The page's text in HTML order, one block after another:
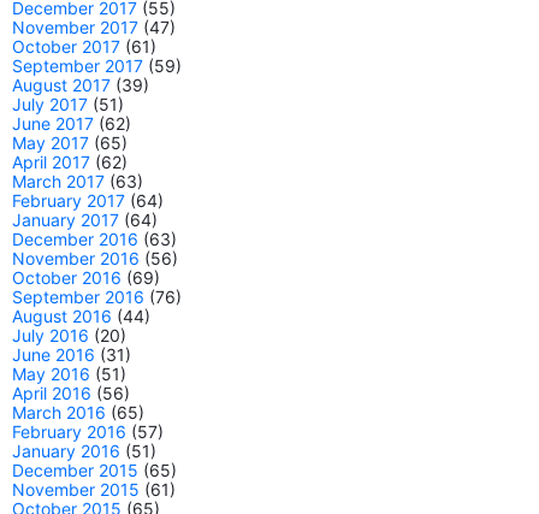
December 2017 (55)
November 2017 (47)
October 2017 (61)
September 2017 (59)
August 2017 (39)
July 2017 (51)
June 2017 (62)
May 2017 (65)
April 2017 (62)
March 2017 (63)
February 2017 (64)
January 2017 (64)
December 2016 (63)
November 2016 (56)
October 2016 (69)
September 2016 (76)
August 2016 (44)
July 2016 (20)
June 2016 (31)
May 2016 (51)
April 2016 (56)
March 2016 (65)
February 2016 (57)
January 2016 (51)
December 2015 (65)
November 2015 (61)
October 2015 (65)